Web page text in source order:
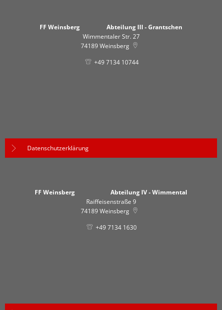
FF Weinsberg Abteilung III - Grantschen
Wimmentaler Str. 27
74189Weinsberg
+49 7134 10744
Datenschutzerklärung
FF Weinsberg Abteilung IV - Wimmental
Raiffeisenstraße 9
74189Weinsberg
+49 7134 1630